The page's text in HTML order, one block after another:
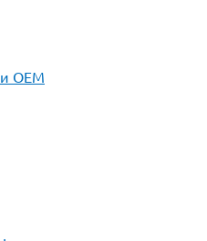
ОЕМ